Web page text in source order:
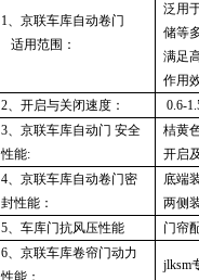
1、京联车库自动卷门
适用范围：
泛用
储等
满足
作用
2、开启与关闭速度：
0.6-
3、京联车库自动门 安全
性能:
桔黄
开启
4、京联车库自动卷门密
封性能：
底端
两侧
5、车库门抗风压性能
门帘
6、京联车库卷帘门动力
性能：
jlksm